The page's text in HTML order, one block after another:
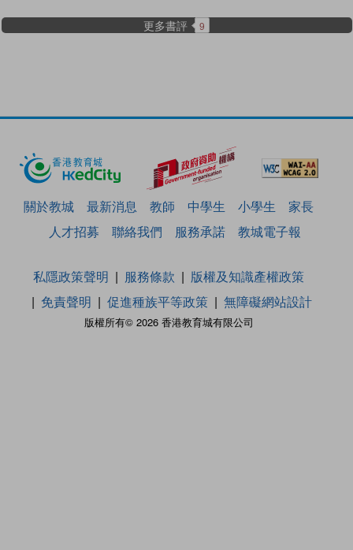
更多書評 9
關於教城 最新消息 教師 中學生 小學生
家長
人才招募
聯絡我們 服務承諾 教城電子報
版權所有© 2026 香港教育城有限公司
私隱政策聲明 服務條款
版權及知識產權政策
免責聲明
促進種族平等政策 無障礙網站設計